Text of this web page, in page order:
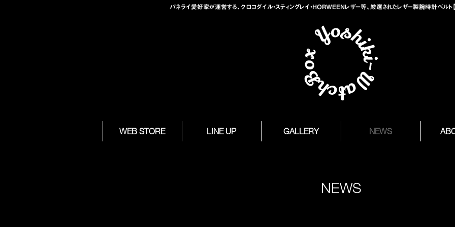
パネライ愛好家が運営する、クロコダイル・スティングレイ・HORWEENレザー等、厳選されたレザー製腕時計ベル
WEB STORE LINE UP GALLERY NEWS
NEWS